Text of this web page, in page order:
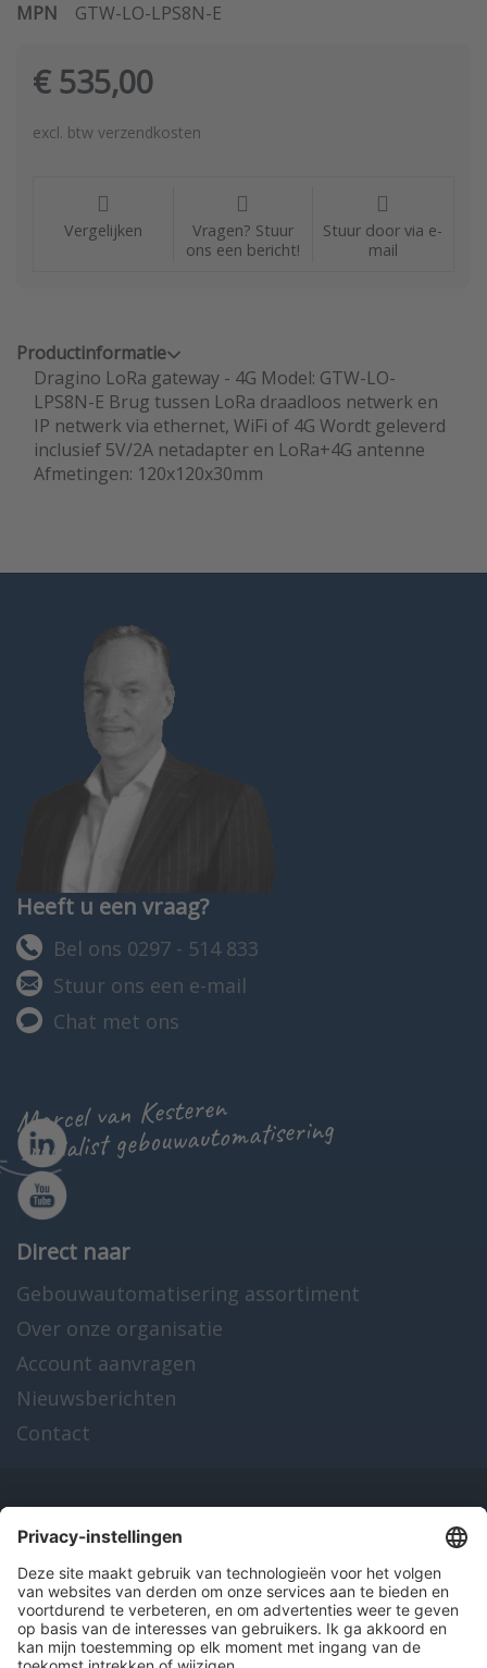
MPN
GTW-LO-LPS8N-E
€ 535,00
excl. btw verzendkosten
Vergelijken
Vragen? Stuur
ons een bericht!
Stuur door via e-
mail
Productinformatie
Dragino LoRa gateway - 4G Model: GTW-LO-
LPS8N-E Brug tussen LoRa draadloos netwerk en
IP netwerk via ethernet, WiFi of 4G Wordt geleverd
inclusief 5V/2A netadapter en LoRa+4G antenne
Afmetingen: 120x120x30mm
Heeft u een vraag?
Bel ons 0297 - 514 833
Stuur ons een e-mail
Chat met ons
Marcel van Kesteren
specialist gebouwautomatisering
Direct naar
Gebouwautomatisering assortiment
Over onze organisatie
Account aanvragen
Nieuwsberichten
Contact
Onze producten
en diensten
Over Hitma
Algemene voorwaarden Disclaimer Colofon